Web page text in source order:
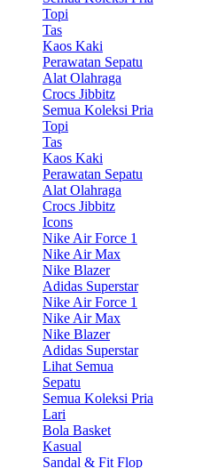
Topi
Tas
Kaos Kaki
Perawatan Sepatu
Alat Olahraga
Crocs Jibbitz
Semua Koleksi Pria
Topi
Tas
Kaos Kaki
Perawatan Sepatu
Alat Olahraga
Crocs Jibbitz
Icons
Nike Air Force 1
Nike Air Max
Nike Blazer
Adidas Superstar
Nike Air Force 1
Nike Air Max
Nike Blazer
Adidas Superstar
Lihat Semua
Sepatu
Semua Koleksi Pria
Lari
Bola Basket
Kasual
Sandal & Fit Flop